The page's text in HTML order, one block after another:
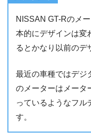
NISSAN GT-Rのメ
本的にデザインは変
るとかなり以前のデ
最近の車種ではデジ
のメーターはメータ
っているようなフル
す。